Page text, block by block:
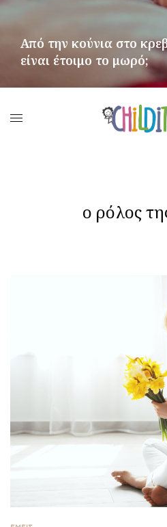
Από την κούνια στο
είναι έτοιμο το μωρό;
ο ρόλος